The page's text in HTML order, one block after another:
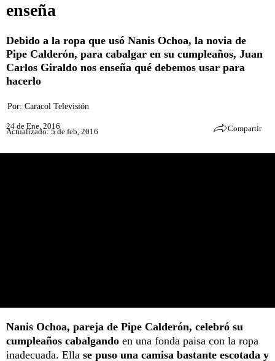
enseña
Debido a la ropa que usó Nanis Ochoa, la novia de
Pipe Calderón, para cabalgar en su cumpleaños, Juan
Carlos Giraldo nos enseña qué debemos usar para
hacerlo
Por: Caracol Televisión
24 de Ene, 2016
Actualizado: 5 de feb, 2016 Compartir
Nanis Ochoa, pareja de Pipe Calderón, celebró su
cumpleaños cabalgando en una fonda paisa con la ropa
inadecuada. Ella se puso una camisa bastante escotada y